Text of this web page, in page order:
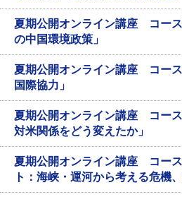
夏期公開オンライン講座 コー
の中国環境政策」
夏期公開オンライン講座 コー
国際協力」
夏期公開オンライン講座 コー
対米関係をどう変えたか」
夏期公開オンライン講座 コー
ト：海峡・運河から考える危機